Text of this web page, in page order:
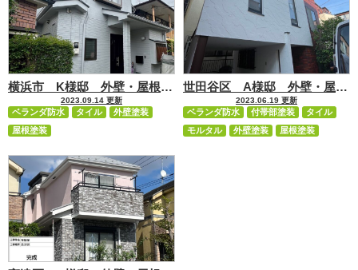
横浜市 K様邸 外壁・屋根塗…
2023.09.14 更新
ベランダ防水 タイル
外壁塗装
屋根塗装
世田谷区 A様邸 外壁・屋根…
2023.06.19 更新
ベランダ防水 付帯部塗装
タイル
モルタル
外壁塗装 屋根塗装